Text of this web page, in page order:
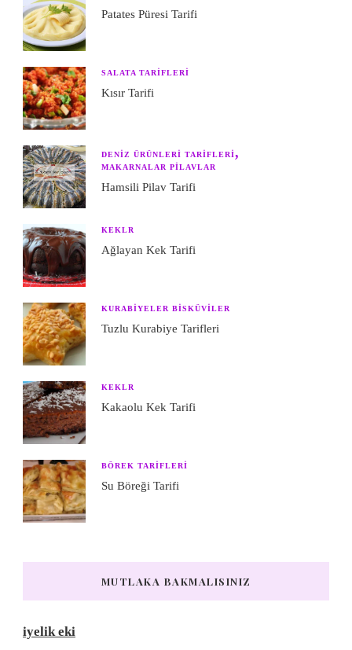
Patates Püresi Tarifi
SALATA TARIFLERI
Kısır Tarifi
DENIZ ÜRÜNLERI TARIFLERI
MAKARNALAR PILAVLAR
Hamsili Pilav Tarifi
KEKLR
Ağlayan Kek Tarifi
KURABIYELER BISKÜVILER
Tuzlu Kurabiye Tarifleri
KEKLR
Kakaolu Kek Tarifi
BÖREK TARIFLERI
Su Böreği Tarifi
MUTLAKA BAKMALISINIZ
iyelik eki